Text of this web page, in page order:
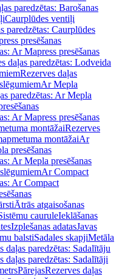
paredzētas: Barošanas
Caurplūdes ventiļi
paredzētas: Caurplūdes
presēšanas
Ar Mapress presēšanas
daļas paredzētas: Lodveida
Rezerves daļas
Ar Mepla
paredzētas: Ar Mepla
Ar Mapress presēšanas
montāžaiRezerves
montāžaiAr
presēšanas
Ar Mepla presēšanas
Ar Compact
Ar Compact
Ātrās atgaisošanas
cauruleIeklāšanas
Izplešanas adatasJavas
balstiSadales skapjiMetāla
daļas paredzētas: Sadalītāju
daļas paredzētas: Sadalītāji
PārejasRezerves daļas